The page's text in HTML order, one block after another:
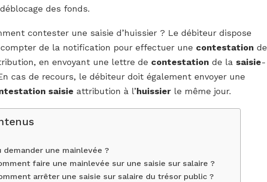
des fonds.
contester une saisie d’huissier ? Le débiteur dispose
compter de la notification pour effectuer une contestation de
en envoyant une lettre de contestation de la saisie-
cas de recours, le débiteur doit également envoyer une
saisie attribution à l’huissier le même jour.
demander une mainlevée ?
faire une mainlevée sur une saisie sur salaire ?
arrêter une saisie sur salaire du trésor public ?